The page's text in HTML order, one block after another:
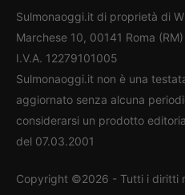
Sulmonaoggi.it di proprietà di
Marchese 10, 00141 Roma
I.V.A. 12279101005
Sulmonaoggi.it non è una
aggiornato senza alcuna
considerarsi un prodotto
del 07.03.2001
Copyright ©2026 - Tutti i diritti